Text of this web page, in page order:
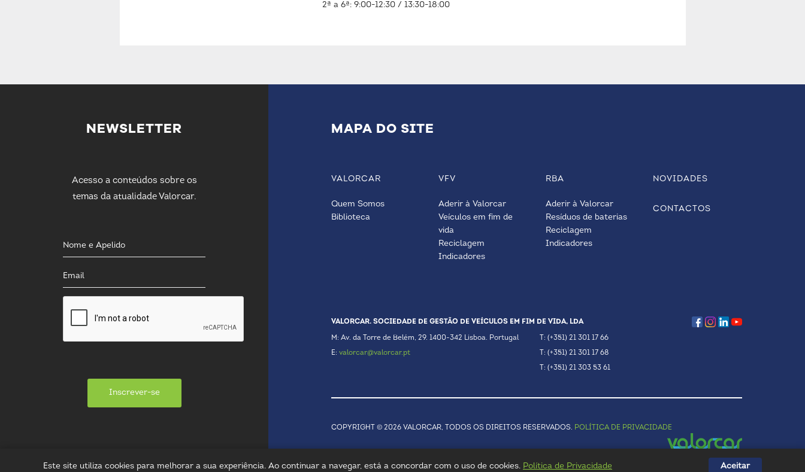
2ª a 6ª: 9:00-12:30 / 13:30-18:00
NEWSLETTER
Acesso a conteúdos sobre os
temas da atualidade Valorcar.
Inscrever-se
MAPA DO SITE
VALORCAR
Quem Somos
Biblioteca
VFV
Aderir à Valorcar
Veículos em fim de
vida
Reciclagem
Indicadores
RBA
Aderir à Valorcar
Resíduos de baterias
Reciclagem
Indicadores
NOVIDADES
CONTACTOS
VALORCAR. SOCIEDADE DE GESTÃO DE VEÍCULOS EM FIM DE VIDA, LDA
M: Av. da Torre de Belém, 29. 1400-342 Lisboa. Portugal
E: valorcar@valorcar.pt
T: (+351) 21 301 17 66
T: (+351) 21 301 17 68
T: (+351) 21 303 53 61
COPYRIGHT © 2026 VALORCAR, TODOS OS DIREITOS RESERVADOS. POLÍTICA DE PRIVACIDADE
Este site utiliza cookies para melhorar a sua experiência. Ao continuar a navegar, está a concordar com o uso de cookies. Política de Privacidade Aceitar